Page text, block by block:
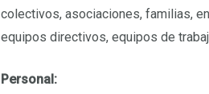
colectivos, asociaciones, familias,
equipos directivos, equipos de
Personal: